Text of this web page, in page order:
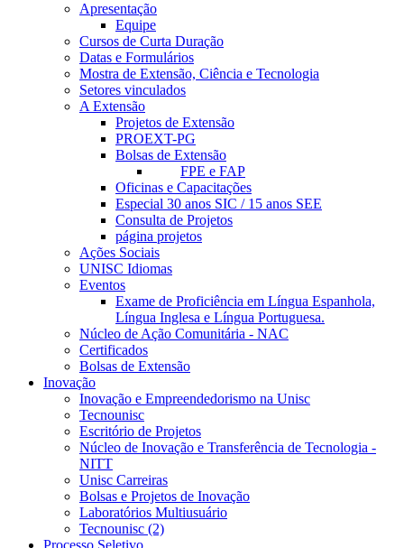
Apresentação
Equipe
Cursos de Curta Duração
Datas e Formulários
Mostra de Extensão, Ciência e Tecnologia
Setores vinculados
A Extensão
Projetos de Extensão
PROEXT-PG
Bolsas de Extensão
FPE e FAP
Oficinas e Capacitações
Especial 30 anos SIC / 15 anos SEE
Consulta de Projetos
página projetos
Ações Sociais
UNISC Idiomas
Eventos
Exame de Proficiência em Língua Espanhola,
Língua Inglesa e Língua Portuguesa.
Núcleo de Ação Comunitária - NAC
Certificados
Bolsas de Extensão
Inovação
Inovação e Empreendedorismo na Unisc
Tecnounisc
Escritório de Projetos
Núcleo de Inovação e Transferência de Tecnologia -
NITT
Unisc Carreiras
Bolsas e Projetos de Inovação
Laboratórios Multiusuário
Tecnounisc (2)